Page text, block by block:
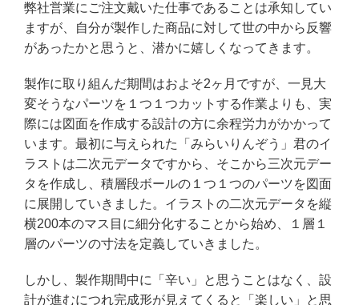
弊社営業にご注文戴いた仕事であることは承知してい
ますが、自分が製作した商品に対して世の中から反響
があったかと思うと、潜かに嬉しくなってきます。
製作に取り組んだ期間はおよそ2ヶ月ですが、一見大
変そうなパーツを１つ１つカットする作業よりも、実
際には図面を作成する設計の方に余程労力がかかって
います。最初に与えられた「みらいりんぞう」君のイ
ラストは二次元データですから、そこから三次元デー
タを作成し、積層段ボールの１つ１つのパーツを図面
に展開していきました。イラストの二次元データを縦
横200本のマス目に細分化することから始め、１層１
層のパーツの寸法を定義していきました。
しかし、製作期間中に「辛い」と思うことはなく、設
計が進むにつれ完成形が見えてくると「楽しい」と思